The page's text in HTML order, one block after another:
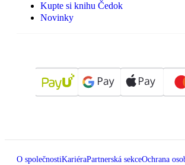
Kupte si knihu Čedok
Novinky
O společnostiKariéraPartnerská sekceOchrana